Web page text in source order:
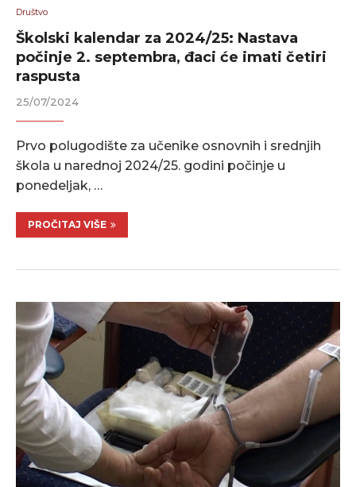
Društvo
Školski kalendar za 2024/25: Nastava
počinje 2. septembra, đaci će imati četiri
raspusta
25/07/2024
Prvo polugodište za učenike osnovnih i srednjih
škola u narednoj 2024/25. godini počinje u
ponedeljak, …
PROČITAJ VIŠE